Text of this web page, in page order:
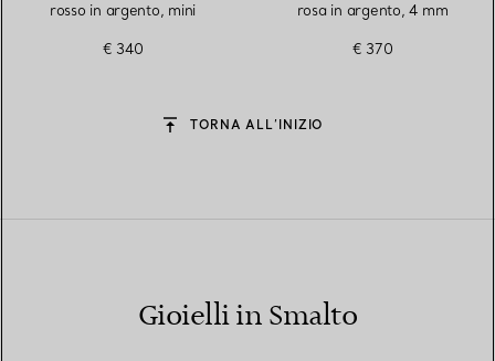
rosso in argento, mini
€ 340
rosa in argento, 4 mm
€ 370
TORNA ALL’INIZIO
Gioielli in Smalto